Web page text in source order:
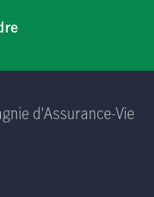
d'Assurance-Vie